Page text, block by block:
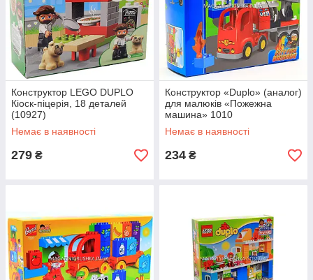
Конструктор LEGO DUPLO
Кіоск-піцерія, 18 деталей
(10927)
Немає в наявності
279 ₴
Конструктор «Duplo» (аналог)
для малюків «Пожежна
машина» 1010
Немає в наявності
234 ₴